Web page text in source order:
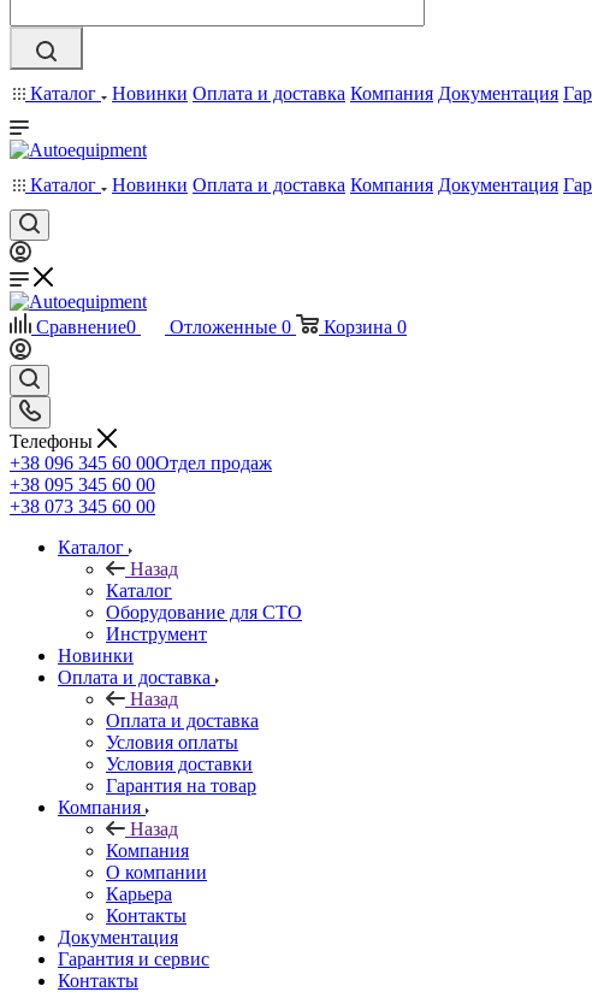
Каталог Новинки Оплата и доставка Компания Документация
Каталог Новинки Оплата и доставка Компания Документация
Сравнение0 Отложенные 0 Корзина 0
Телефоны
+38 096 345 60 00Отдел продаж
+38 095 345 60 00
+38 073 345 60 00
Каталог
Назад
Каталог
Оборудование для СТО
Инструмент
Новинки
Оплата и доставка
Назад
Оплата и доставка
Условия оплаты
Условия доставки
Гарантия на товар
Компания
Назад
Компания
О компании
Карьера
Контакты
Документация
Гарантия и сервис
Контакты